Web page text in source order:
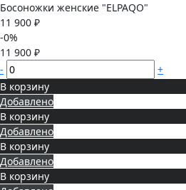
Босоножки женские "ELPAQO"
11 900 ₽
-0%
11 900 ₽
-
+
В корзину
Добавлено
В корзину
Добавлено
В корзину
Добавлено
В корзину